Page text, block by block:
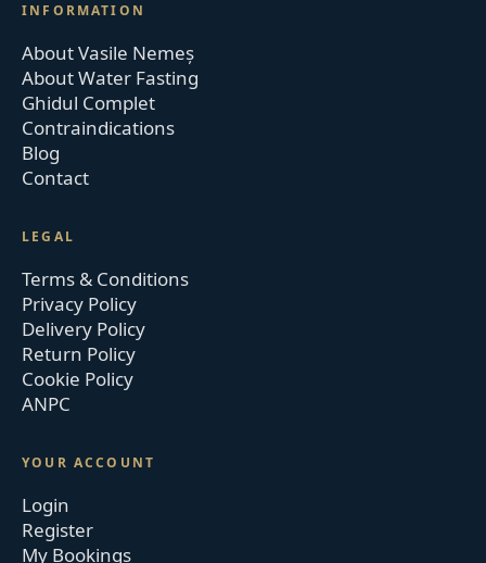
INFORMATION
About Vasile Nemeș
About Water Fasting
Ghidul Complet
Contraindications
Blog
Contact
LEGAL
Terms & Conditions
Privacy Policy
Delivery Policy
Return Policy
Cookie Policy
ANPC
YOUR ACCOUNT
Login
Register
My Bookings